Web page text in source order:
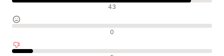
Recenzii pozitive 43
Recenzii neutre 0